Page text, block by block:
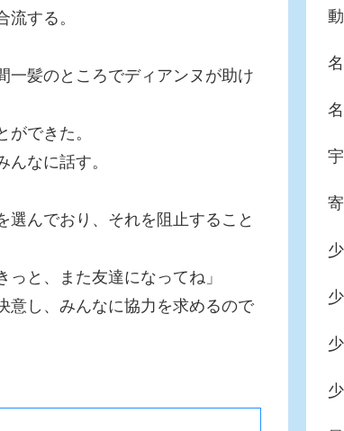
する。
一髪のところでディアンヌが助け
できた。
なに話す。
選んでおり、それを阻止すること
と、また友達になってね」
意し、みんなに協力を求めるので